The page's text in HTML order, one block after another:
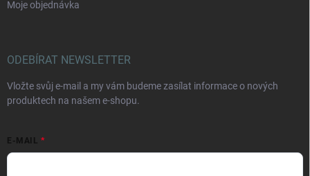
Moje objednávka
ODEBÍRAT NEWSLETTER
Vložte svůj e-mail a my vám budeme zasílat informace o nových
produktech na našem e-shopu.
E-MAIL